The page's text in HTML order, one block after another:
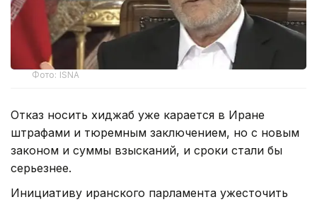
Фото: ISNA
Отказ носить хиджаб уже карается в Иране
штрафами и тюремным заключением, но с новым
законом и суммы взысканий, и сроки стали бы
серьезнее.
Инициативу иранского парламента ужесточить